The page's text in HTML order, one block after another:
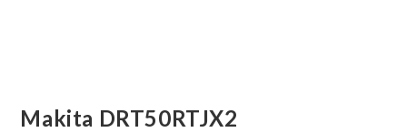
Makita DRT50RTJX2